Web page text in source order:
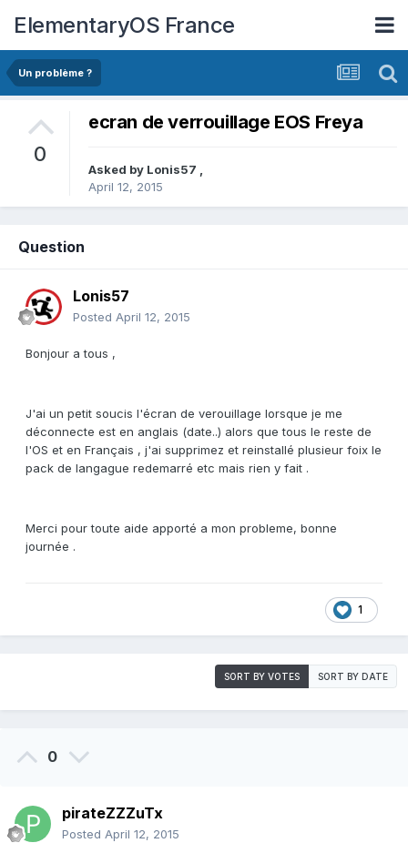
ElementaryOS France
Un problème ?
0
ecran de verrouillage EOS Freya
Asked by Lonis57 ,
April 12, 2015
Question
Lonis57
Posted April 12, 2015
Bonjour a tous ,
J'ai un petit soucis l'écran de verouillage lorsque je me
déconnecte est en anglais (date..) alors que tous le reste de
l'OS et en Français , j'ai supprimez et reinstallé plusieur foix le
pack de langague redemarré etc mais rien y fait .
Merci pour toute aide apporté a mon probleme, bonne
journée .
1
SORT BY VOTES SORT BY DATE
0
pirateZZZuTx
Posted April 12, 2015